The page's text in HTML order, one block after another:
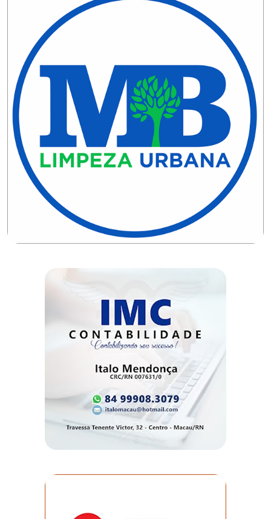
CICLISMO
COMPETIÇÃO
COMPROMISSO
CONFERÊNCIA
DE
SAÚDE
CONQUISTA
CORRIDA
ROSA
CULTURA